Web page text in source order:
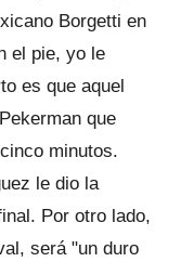
Borgetti en
el pie, yo le
es que aquel
que
minutos.
le dio la
Por otro lado,
será "un duro